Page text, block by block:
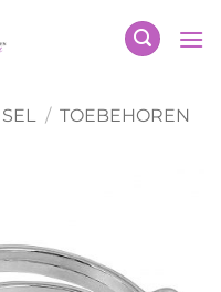
/ TOEBEHOREN